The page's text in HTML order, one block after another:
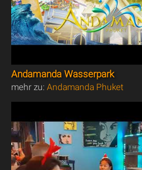
Andamanda Wasserpark
mehr zu:Andamanda Phuket